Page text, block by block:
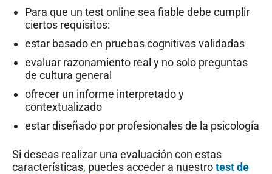
Para que un test online sea fiable debe cumplir
ciertos requisitos:
estar basado en pruebas cognitivas validadas
evaluar razonamiento real y no solo preguntas
de cultura general
ofrecer un informe interpretado y
contextualizado
estar diseñado por profesionales de la psicología
Si deseas realizar una evaluación con estas
características, puedes acceder a nuestrotest de